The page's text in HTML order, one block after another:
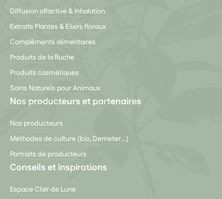
Diffusion olfactive & Inhalation
Extraits Plantes & Elixirs floraux
Compléments alimentaires
Produits de la Ruche
Produits cosmétiques
Soins Naturels pour Animaux
Nos producteurs et partenaires
Nos producteurs
Méthodes de culture (bio, Demeter…)
Portraits de producteurs
Conseils et inspirations
Espace Clair de Lune